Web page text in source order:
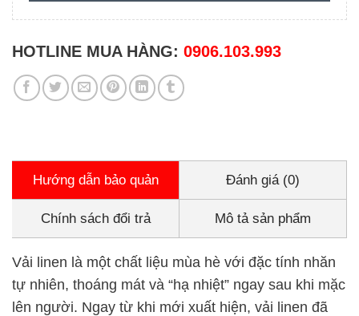
HOTLINE MUA HÀNG: 0906.103.993
Hướng dẫn bảo quản Đánh giá (0)
Chính sách đổi trả Mô tả sản phẩm
Vải linen là một chất liệu mùa hè với đặc tính nhăn
tự nhiên, thoáng mát và “hạ nhiệt” ngay sau khi mặc
lên người. Ngay từ khi mới xuất hiện, vải linen đã